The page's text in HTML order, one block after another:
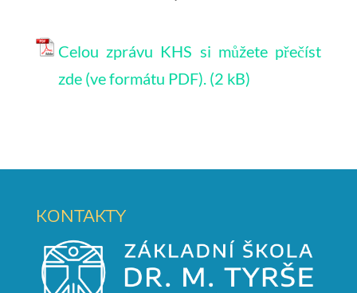
Celou zprávu KHS si můžete přečíst
zde (ve formátu PDF).
KONTAKTY